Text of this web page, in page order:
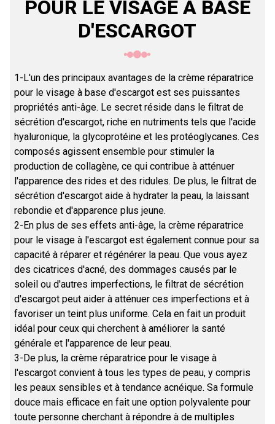
POUR LE VISAGE À BASE
D'ESCARGOT
1-L'un des principaux avantages de la crème réparatrice
pour le visage à base d'escargot est ses puissantes
propriétés anti-âge. Le secret réside dans le filtrat de
sécrétion d'escargot, riche en nutriments tels que l'acide
hyaluronique, la glycoprotéine et les protéoglycanes. Ces
composés agissent ensemble pour stimuler la
production de collagène, ce qui contribue à atténuer
l'apparence des rides et des ridules. De plus, le filtrat de
sécrétion d'escargot aide à hydrater la peau, la laissant
rebondie et d'apparence plus jeune.
2-En plus de ses effets anti-âge, la crème réparatrice
pour le visage à l'escargot est également connue pour sa
capacité à réparer et régénérer la peau. Que vous ayez
des cicatrices d'acné, des dommages causés par le
soleil ou d'autres imperfections, le filtrat de sécrétion
d'escargot peut aider à atténuer ces imperfections et à
favoriser un teint plus uniforme. Cela en fait un produit
idéal pour ceux qui cherchent à améliorer la santé
générale et l'apparence de leur peau.
3-De plus, la crème réparatrice pour le visage à
l'escargot convient à tous les types de peau, y compris
les peaux sensibles et à tendance acnéique. Sa formule
douce mais efficace en fait une option polyvalente pour
toute personne cherchant à répondre à de multiples